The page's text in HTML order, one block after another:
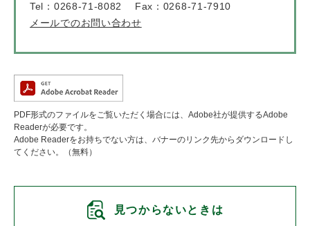
Tel：0268-71-8082
Fax：0268-71-7910
メールでのお問い合わせ
PDF形式のファイルをご覧いただく場合には、Adobe社が提供するAdobe
Readerが必要です。
Adobe Readerをお持ちでない方は、バナーのリンク先からダウンロードし
てください。（無料）
見つからないときは